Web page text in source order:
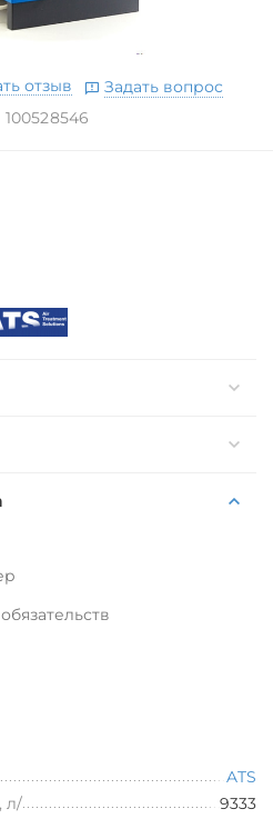
отзыв
Задать вопрос
100528546
ATS
л/
9333